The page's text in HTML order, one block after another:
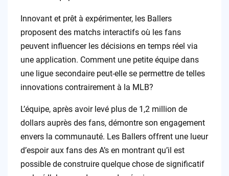
Innovant et prêt à expérimenter, les Ballers
proposent des matchs interactifs où les fans
peuvent influencer les décisions en temps réel via
une application. Comment une petite équipe dans
une ligue secondaire peut-elle se permettre de telles
innovations contrairement à la MLB?
L’équipe, après avoir levé plus de 1,2 million de
dollars auprès des fans, démontre son engagement
envers la communauté. Les Ballers offrent une lueur
d’espoir aux fans des A’s en montrant qu’il est
possible de construire quelque chose de significatif